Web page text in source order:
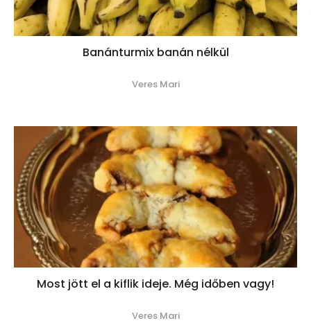
Banánturmix banán nélkül
Veres Mari
Most jött el a kiflik ideje. Még időben vagy!
Veres Mari